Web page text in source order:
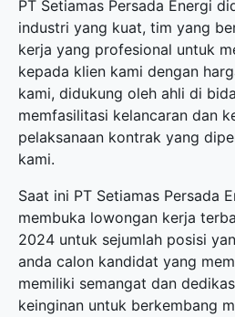
PT Setiamas Persada Energi
industri yang kuat, tim yang
kerja yang profesional untuk
kepada klien kami dengan
kami, didukung oleh ahli di
memfasilitasi kelancaran dan
pelaksanaan kontrak yang
kami.
Saat ini PT Setiamas Persada
membuka lowongan kerja
2024 untuk sejumlah posisi
anda calon kandidat yang
memiliki semangat dan
keinginan untuk berkembang